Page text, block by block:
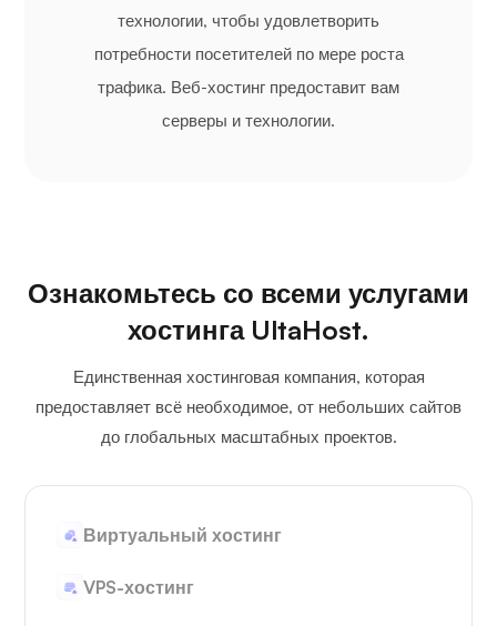
технологии, чтобы удовлетворить
потребности посетителей по мере роста
трафика. Веб-хостинг предоставит вам
серверы и технологии.
Ознакомьтесь со всеми услугами
хостинга UltaHost.
Единственная хостинговая компания, которая
предоставляет всё необходимое, от небольших сайтов
до глобальных масштабных проектов.
Виртуальный хостинг
VPS-хостинг